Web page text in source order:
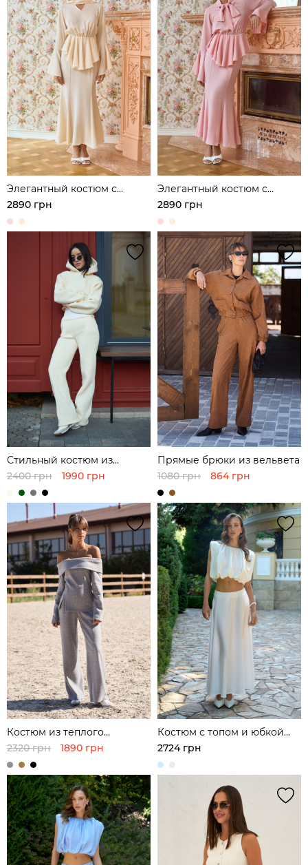
Элегантный костюм с
блузой и юбкой из легкой
2890 грн
Элегантный костюм с
блузой и юбкой из легкой
2890 грн
Стильный костюм из
футера с укороченным
свитшотом
2400 грн 1990 грн
Прямые брюки из вельвета
1080 грн
864 грн
Костюм из теплого
трикотажа
2320 грн 1890 грн
Костюм с топом и юбкой
макси из атласа
2724 грн